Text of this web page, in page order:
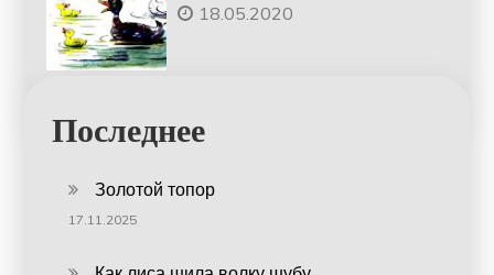
18.05.2020
Последнее
Золотой топор
17.11.2025